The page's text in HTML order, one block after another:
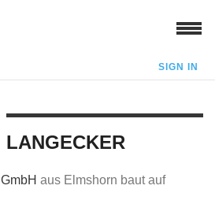
SIGN IN
LANGECKER
aus Elmshorn baut auf